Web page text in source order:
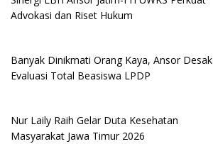
Advokasi dan Riset Hukum
Banyak Dinikmati Orang Kaya, Ansor Desak
Evaluasi Total Beasiswa LPDP
Nur Laily Raih Gelar Duta Kesehatan
Masyarakat Jawa Timur 2026